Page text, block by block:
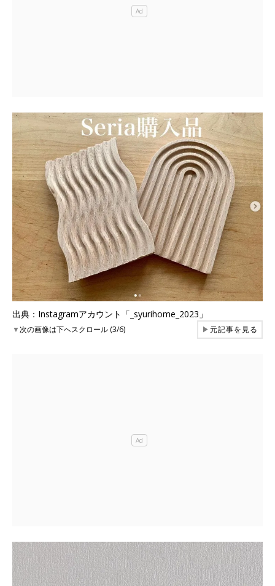
出典：Instagramアカウント「_syurihome_2023」
▼次の画像は下へスクロール (3/6) ▶元記事を見る